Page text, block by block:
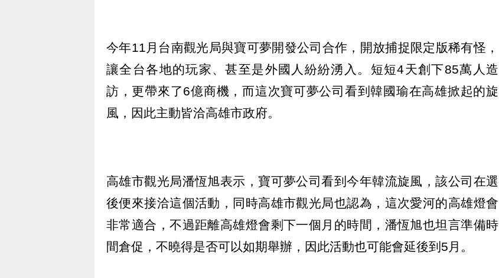
今年11月台南觀光局與寶可夢開發公司合作，開放捕捉限定版稀有怪，
讓全台各地的玩家、甚至是外國人紛紛湧入。短短4天創下85萬人造
訪，更帶來了6億商機，而這次寶可夢公司看到韓國瑜在高雄掀起的旋
風，因此主動皆洽高雄市政府。
高雄市觀光局潘恆旭表示，寶可夢公司看到今年韓流旋風，該公司在選
後便來接洽這個活動，同時高雄市觀光局也認為，這次愛河的高雄燈會
非常適合，不過距離高雄燈會剩下一個月的時間，潘恆旭也坦言準備時
間倉促，不曉得是否可以如期舉辦，因此活動也可能會延後到5月。